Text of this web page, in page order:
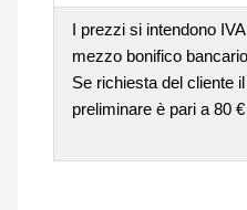
I prezzi si intendono
mezzo bonifico
Se richiesta del cliente
preliminare è pari a 80